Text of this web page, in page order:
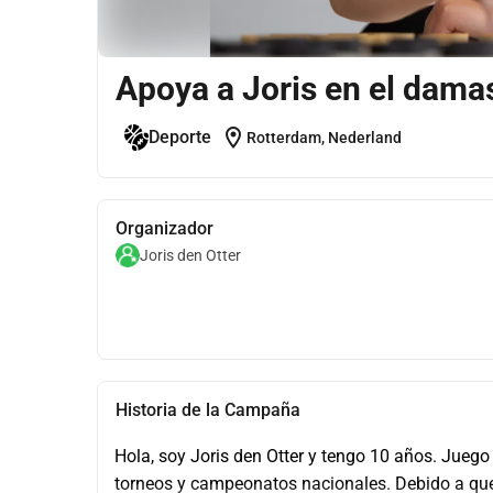
Apoya a Joris en el
Deporte location_on Rotterdam, Nederland
Organizador
Joris den Otter
Historia de la Campaña
Hola, soy Joris den Otter y tengo 10 años.
torneos y campeonatos nacionales. Debido a